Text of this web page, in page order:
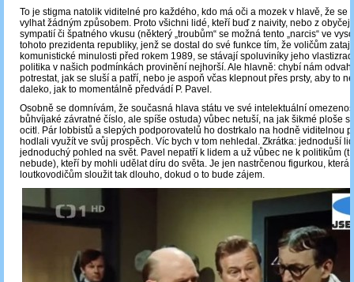
To je stigma natolik viditelné pro každého, kdo má oči a mozek v hlavě, že se
vylhat žádným způsobem. Proto všichni lidé, kteří buď z naivity, nebo z
sympatií či špatného vkusu (některý „troubům“ se možná tento „narcis“ ve
tohoto prezidenta republiky, jenž se dostal do své funkce tím, že voličům
komunistické minulosti před rokem 1989, se stávají spoluviníky jeho
politika v našich podmínkách provinění nejhorší. Ale hlavně: chybí nám
potrestat, jak se sluší a patří, nebo je aspoň včas klepnout přes prsty, aby to
daleko, jak to momentálně předvádí P. Pavel.
Osobně se domnívám, že současná hlava státu ve své intelektuální
bůhvíjaké závratné číslo, ale spíše ostuda) vůbec netuší, na jak šikmé ploše
ocitl. Pár lobbistů a slepých podporovatelů ho dostrkalo na hodně viditelnou
hodlali využít ve svůj prospěch. Víc bych v tom nehledal. Zkrátka: jednoduší
jednoduchý pohled na svět. Pavel nepatří k lidem a už vůbec ne k politikům
nebude), kteří by mohli udělat díru do světa. Je jen nastrčenou figurkou, která
loutkovodičům sloužit tak dlouho, dokud o to bude zájem.